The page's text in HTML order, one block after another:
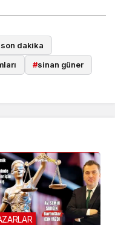
son dakika
#sinan güner